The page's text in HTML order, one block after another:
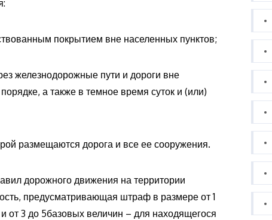
покрытием вне населенных пунктов;
железнодорожные пути и дороги вне
а также в темное время суток и (или)
размещаются дорога и все ее сооружения.
дорожного движения на территории
предусматривающая штраф в размере от 1
от 3 до 5базовых величин – для находящегося